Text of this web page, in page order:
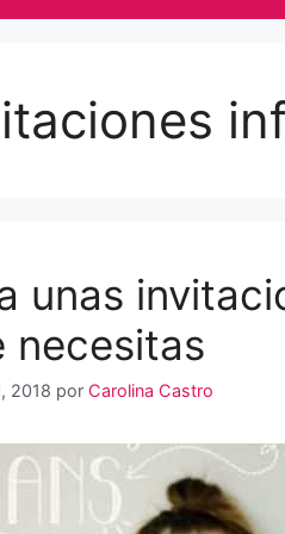
unas
necesitas
2018 por Carolina Castro